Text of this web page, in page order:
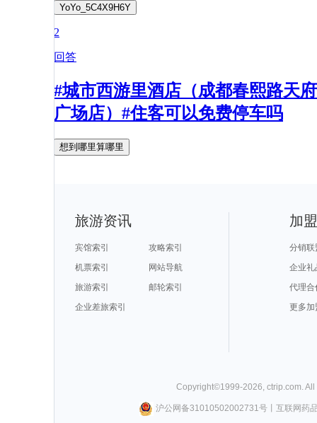
YoYo_5C4X9H6Y
2
回答
#城市西游里酒店（成都春熙路天府
广场店）#住客可以免费停车吗
想到哪里算哪里
旅游资讯
宾馆索引
攻略索引
机票索引
网站导航
旅游索引
邮轮索引
企业差旅索引
加
分销联
企业礼
代理合
更多加
Copyright©1999-2026 ctrip.com .
沪公网备31010502002731号丨 互联网药